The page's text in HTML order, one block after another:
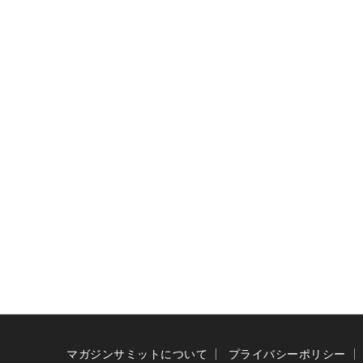
マガジンサミットについて プライバシーポリシー